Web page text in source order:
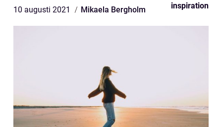
10 augusti 2021 Mikaela Bergholm inspiration